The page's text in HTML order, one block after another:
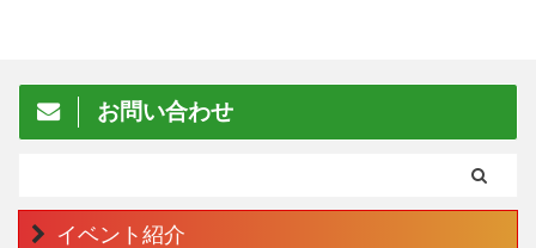
お問い合わせ
イベント紹介